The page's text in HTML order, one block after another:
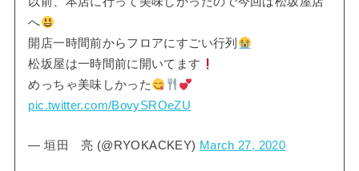
へ
開店一時間前からフロアにすごい行列
松坂屋は一時間前に開いてます
めっちゃ美味しかった
pic.twitter.com/BovySROeZU
— 垣田 亮 (@RYOKACKEY) March 27, 2020